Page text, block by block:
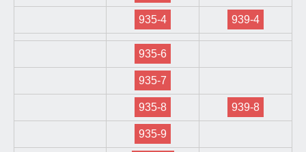
935-4 939-4
935-6
935-7
935-8 939-8
935-9